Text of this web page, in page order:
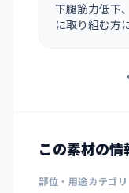
下腿筋力低下
に取り組む方
この素材の情
部位・用途カテゴリ